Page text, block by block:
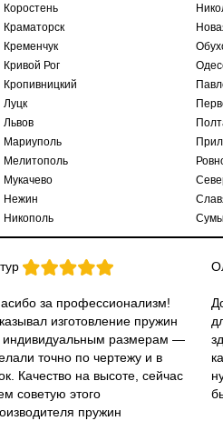
Коростень
Краматорск
Кременчук
Кривой Рог
Кропивницкий
Луцк
Львов
Мариуполь
Мелитополь
Мукачево
Нежин
Никополь
Сумы
за профессионализм!
изготовление пружин
индивидуальным размерам —
точно по чертежу и в
Качество на высоте, сейчас
советую этого
пружин